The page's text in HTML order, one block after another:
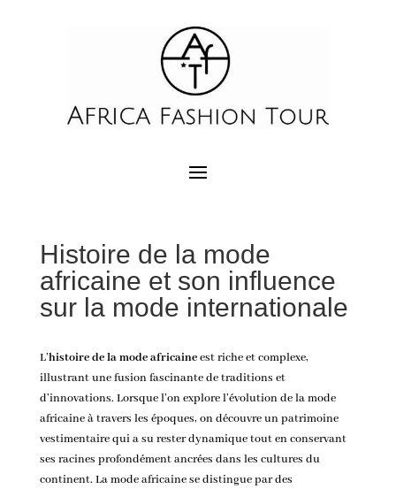
Histoire de la mode
africaine et son influence
sur la mode internationale
L’histoire de la mode africaineest riche et complexe,
illustrant une fusion fascinante de traditions et
d’innovations. Lorsque l’on explorel’évolution de la mode
africaine à travers les époques, on découvre un patrimoine
vestimentaire qui a su rester dynamique tout en conservant
ses racines profondément ancrées dans les cultures du
continent. La mode africaine se distingue par des